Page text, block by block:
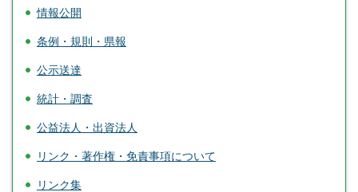
情報公開
条例・規則・県報
公示送達
統計・調査
公益法人・出資法人
リンク・著作権・免責事項について
リンク集